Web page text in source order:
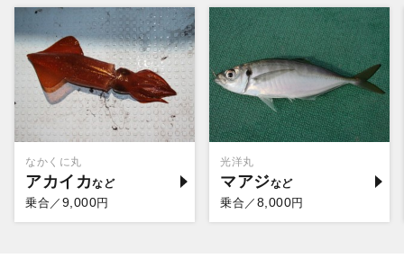
なかくに丸
アカイカ
乗合／ 9,000円
光洋丸
マアジ
乗合／ 8,000円